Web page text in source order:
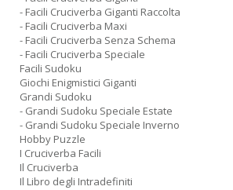
- Facili Cruciverba Giganti Raccolta
- Facili Cruciverba Maxi
- Facili Cruciverba Senza Schema
- Facili Cruciverba Speciale
Facili Sudoku
Giochi Enigmistici Giganti
Grandi Sudoku
- Grandi Sudoku Speciale Estate
- Grandi Sudoku Speciale Inverno
Hobby Puzzle
I Cruciverba Facili
Il Cruciverba
Il Libro degli Intradefiniti